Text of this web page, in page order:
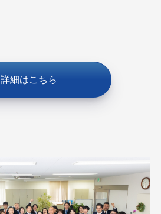
詳細はこちら